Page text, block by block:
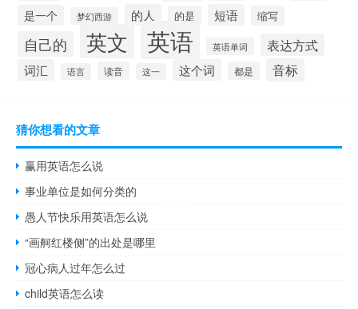
是一个 梦幻西游 的人 的是 短语 缩写
自己的 英文 英语 英语单词 表达方式
词汇 语言 读音 这一 这个词 都是 音标
猜你想看的文章
赢用英语怎么说
事业单位是如何分类的
愚人节快乐用英语怎么说
“画舸红楼侧”的出处是哪里
冠心病人过年怎么过
child英语怎么读